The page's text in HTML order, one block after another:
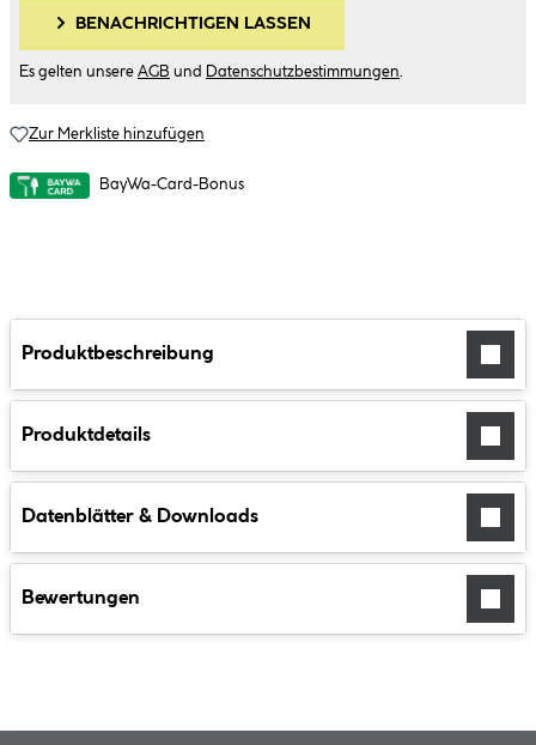
BENACHRICHTIGEN LASSEN
Es gelten unsere AGB und Datenschutzbestimmungen
Zur Merkliste hinzufügen
BayWa-Card-Bonus
Produktbeschreibung
Produktdetails
Datenblätter & Downloads
Bewertungen